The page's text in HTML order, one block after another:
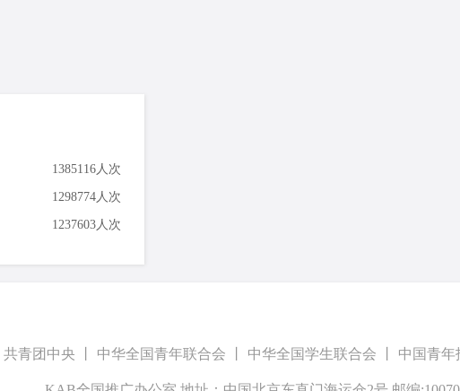
1385116人次
1298774人次
1237603人次
共青团中央 中华全国青年联合会 中华全国学生联合会 中国青年